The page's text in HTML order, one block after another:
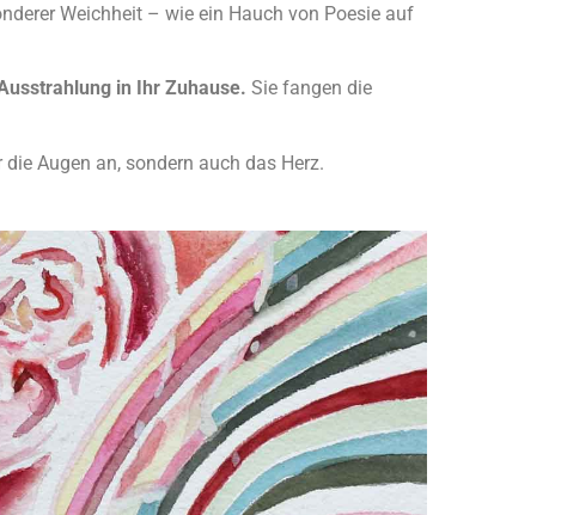
Weichheit – wie ein Hauch von Poesie auf
in Ihr Zuhause. Sie fangen die
Augen an, sondern auch das Herz.